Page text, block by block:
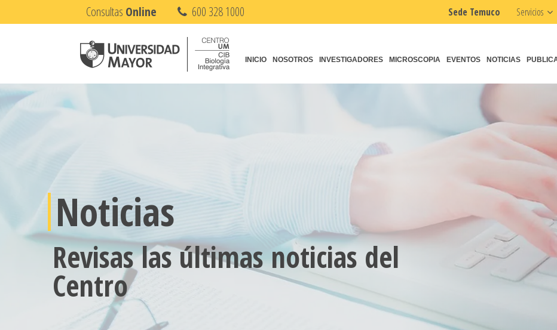
Consultas Online 600 328 1000 Sede Temuco Servicios
INICIO NOSOTROS INVESTIGADORES MICROSCOPIA EVENTOS NOTICIAS
Noticias
Revisas las últimas noticias del
Centro